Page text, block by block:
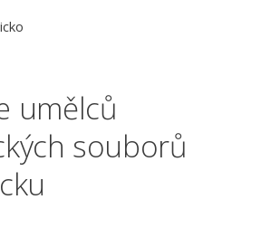
umělců
souborů